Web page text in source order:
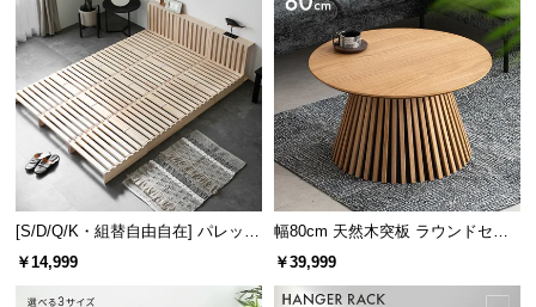
[S/D/Q/K・組替自由自在] パレット
ベッド 8/12/16枚セット
￥14,999
幅80cm 天然木突板 ラウンドセン
ターテーブル 美しい格子デザイン
￥39,999